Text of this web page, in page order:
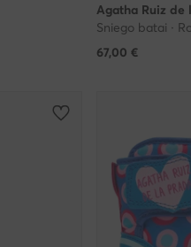
Agatha Ruiz de
Sniego batai ·
67,00 €